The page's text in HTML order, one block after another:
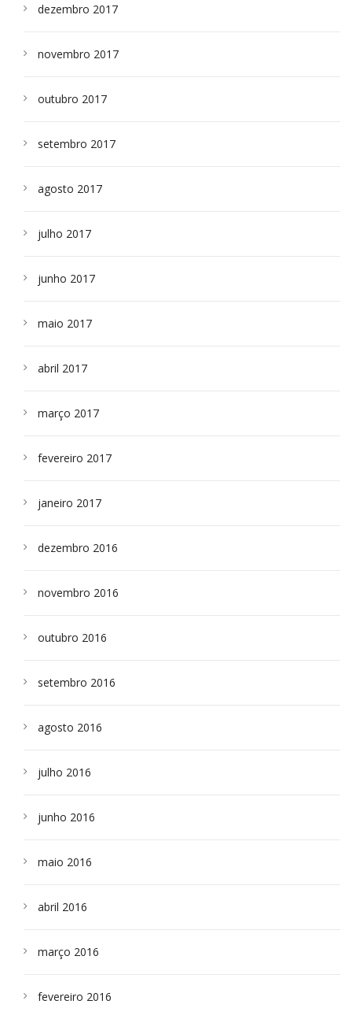
dezembro 2017
novembro 2017
outubro 2017
setembro 2017
agosto 2017
julho 2017
junho 2017
maio 2017
abril 2017
março 2017
fevereiro 2017
janeiro 2017
dezembro 2016
novembro 2016
outubro 2016
setembro 2016
agosto 2016
julho 2016
junho 2016
maio 2016
abril 2016
março 2016
fevereiro 2016